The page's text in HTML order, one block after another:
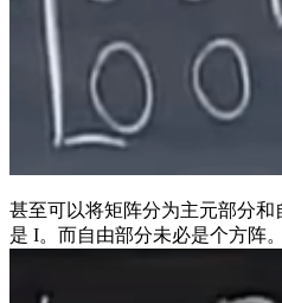
甚至可以将矩阵分为主元部分
是 I。而自由部分未必是个方阵。